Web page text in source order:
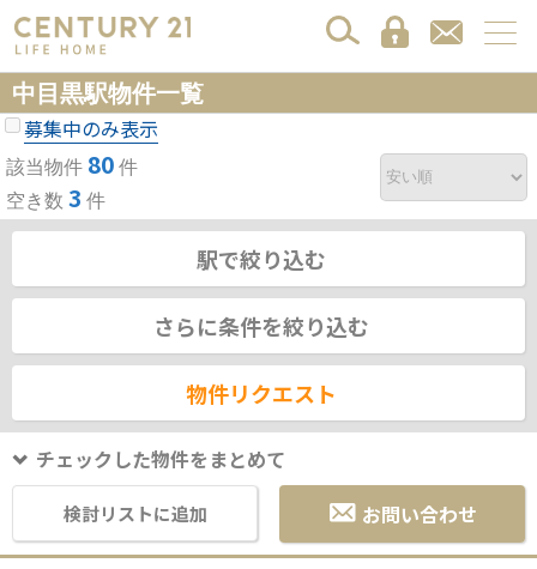
中目黒駅物件一覧
募集中のみ表示
該当物件 80 件
空き数 3 件
駅で絞り込む
さらに条件を絞り込む
物件リクエスト
チェックした物件をまとめて
検討リストに追加 お問い合わせ